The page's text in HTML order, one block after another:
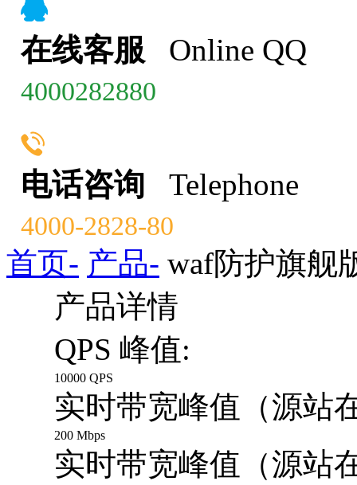
在线客服 Online QQ
4000282880
电话咨询 Telephone
4000-2828-80
首页- 产品- waf防护旗舰
产品详情
QPS 峰值:
10000 QPS
实时带宽峰值（源站
200 Mbps
实时带宽峰值（源站